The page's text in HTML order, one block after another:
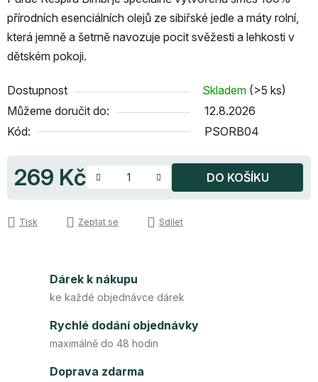
přírodních esenciálních olejů ze sibiřské jedle a máty rolní,
která jemně a šetrně navozuje pocit svěžesti a lehkosti v
dětském pokoji.
Dostupnost Skladem (>5 ks)
Můžeme doručit do:
12.8.2026
Kód:
PSORB04
269 Kč DO KOŠÍKU
Tisk Zeptat se Sdílet
Dárek k nákupu
ke každé objednávce dárek
Rychlé dodání objednávky
maximálně do 48 hodin
Doprava zdarma